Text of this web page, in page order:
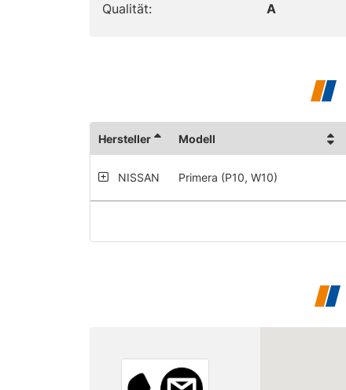
Qualität:
A
Hersteller Modell
NISSAN Primera (P10, W10)